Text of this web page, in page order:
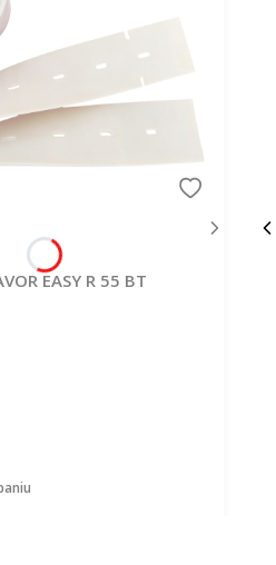
EASY R 55 BT